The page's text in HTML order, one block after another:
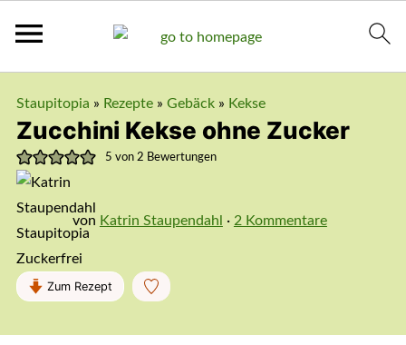
Staupitopia » Rezepte» Gebäck» Kekse
Zucchini Kekse ohne Zucker
5 von 2 Bewertungen
von Katrin Staupendahl · 2 Kommentare
Zum Rezept